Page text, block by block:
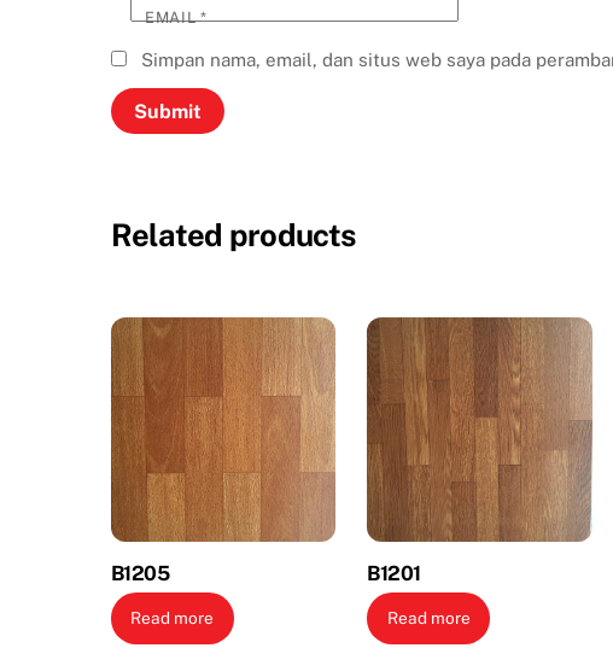
EMAIL*
Simpan nama, email, dan situs web saya pada
Related products
B1205
Read more
B1201
Read more